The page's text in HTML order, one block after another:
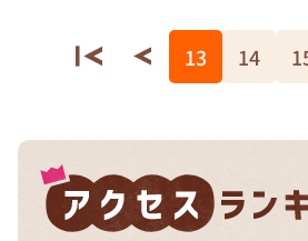
13 14